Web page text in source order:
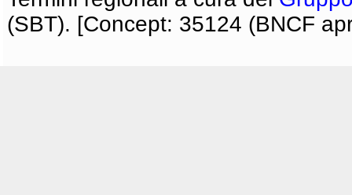
(SBT). [Concept: 35124 (BNCF